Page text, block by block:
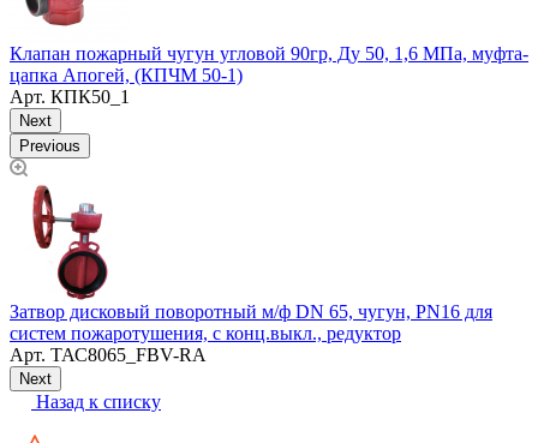
Клапан пожарный чугун угловой 90гр, Ду 50, 1,6 МПа, муфта-
цапка Апогей, (КПЧМ 50-1)
Арт. КПК50_1
Next
Previous
Затвор дисковый поворотный м/ф DN 65, чугун, PN16 для
систем пожаротушения, с конц.выкл., редуктор
Арт. ТАС8065_FBV-RA
Next
Назад к списку